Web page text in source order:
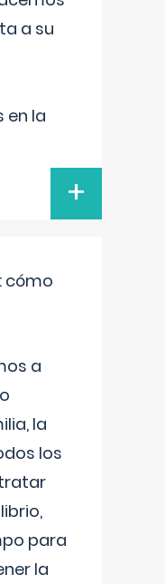
a su
en la
+
cómo
a
la
los
para
la